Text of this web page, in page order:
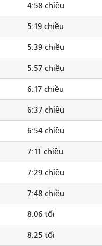
4:58 chiều
5:19 chiều
5:39 chiều
5:57 chiều
6:17 chiều
6:37 chiều
6:54 chiều
7:11 chiều
7:29 chiều
7:48 chiều
8:06 tối
8:25 tối